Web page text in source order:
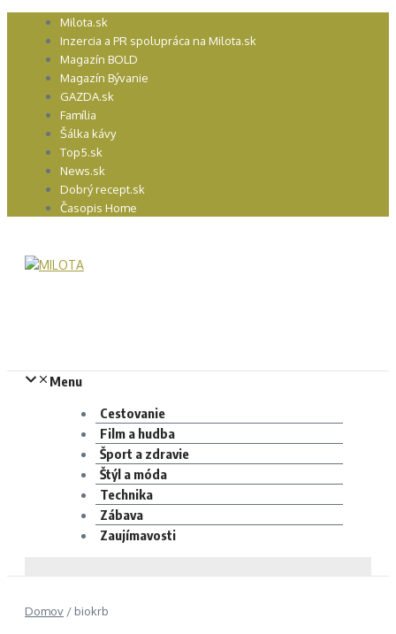
Preskočiť Milota.sk
Inzercia a PR spolupráca na Milota.sk
Magazín BOLD
Magazín Bývanie
GAZDA.sk
Família
Šálka kávy
Top5.sk
News.sk
Dobrý recept.sk
Časopis Home
Menu
Cestovanie
Film a hudba
Šport a zdravie
Štýl a móda
Technika
Zábava
Zaujímavosti
Domov / biokrb